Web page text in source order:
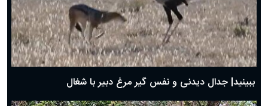
دعای روز دوم ماه مبارک رمضان ۱ اسفند ماه ۱۴۰۴
دعای روز اول ماه مبارک رمضان، ۳۰ بهمن ۱۴۰۴
حضرت زینب(س) چگونه از دنیا رفت؟
بهترین پیامک تبریک روز پدر ۱۴۰۴؛ جملات زیبا و صمیمانه
ببینید| جدال دیدنی و نفس گیر مرغ دبیر با شغال